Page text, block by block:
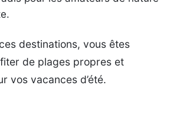
destinations, vous êtes
de plages propres et
vos vacances d’été.